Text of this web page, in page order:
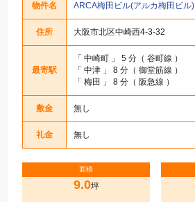
物件名 ARCA梅田ビル(アルカ梅田ビル)
住所 大阪市北区中崎西4-3-32
最寄駅
「 中崎町 」 5 分（ 谷町線 ）
「 中津 」 8 分（ 御堂筋線 ）
「 梅田 」 8 分（ 阪急線 ）
敷金 無し
礼金 無し
面積
9.0坪